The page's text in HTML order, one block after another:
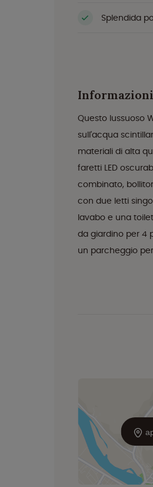
Splendida
Questo lussuoso
sull'acqua
materiali di alta
faretti LED
combinato,
con due letti
lavabo e una
da giardino per 4
un parcheggio